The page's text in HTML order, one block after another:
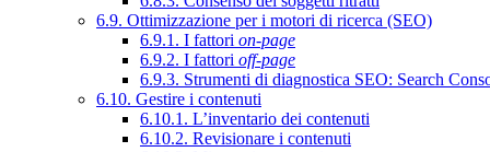
6.9. Ottimizzazione per i motori di ricerca (SEO)
6.9.1. I fattori on-page
6.9.2. I fattori off-page
6.9.3. Strumenti di diagnostica SEO: Search
6.10. Gestire i contenuti
6.10.1. L’inventario dei contenuti
6.10.2. Revisionare i contenuti